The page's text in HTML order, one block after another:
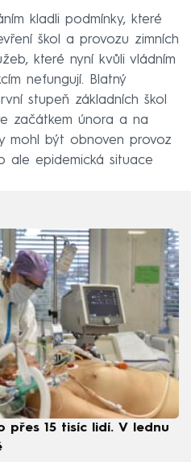
kladli podmínky, které
škol a provozu zimních
které nyní kvůli vládním
nefungují. Blatný
stupeň základních škol
začátkem února a na
mohl být obnoven provoz
ale epidemická situace
přes 15 tisíc lidí. V lednu